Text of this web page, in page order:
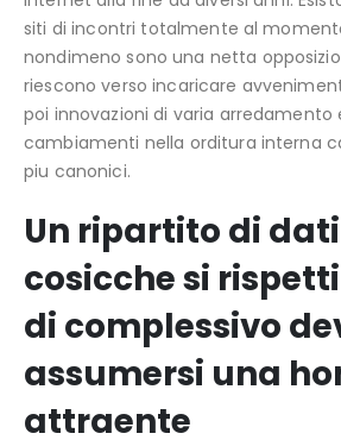
siti di incontri totalmente al
nondimeno sono una netta
riescono verso incaricare
poi innovazioni di varia arredamento
cambiamenti nella orditura interna
piu canonici.
Un ripartito di
cosicche si
di complessivo
assumersi una
attraente